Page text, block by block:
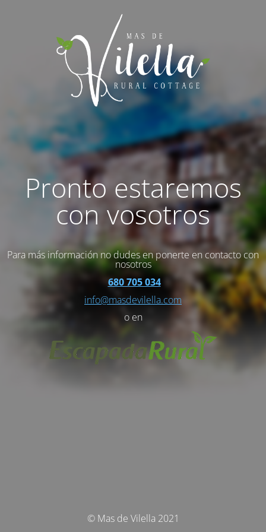
Pronto estaremos
con vosotros
Para más información no dudes en ponerte en contacto con
nosotros
680 705 034
info@masdevilella.com
o en
© Mas de Vilella 2021